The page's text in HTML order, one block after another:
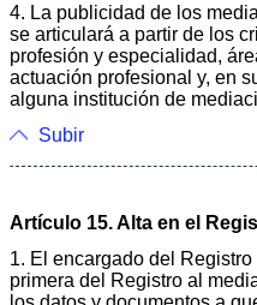
4. La publicidad de los
se articulará a partir de los
profesión y especialidad,
actuación profesional y, en
alguna institución de
Subir
Artículo 15. Alta en el
1. El encargado del
primera del Registro al